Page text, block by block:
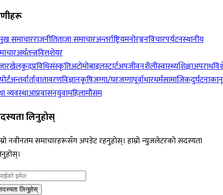
समाचारराजनीतिताजा समाचारअन्तर्राष्ट्रियमनोरञ्जनविचारपर्यटनस्थानीय
अर्थतन्त्रवित्तशेयर
खेलकुदप्रविधिसंस्कृतिअटोमोबाइलस्टार्टअपजीवनशैलीस्वास्थ्यशिक्षाअपराध
अन्तर्वार्तावातावरणविज्ञानकृषिजग्गा/घरजग्गापूर्वाधारधर्मसामाजिकदुर्घटना
व्यवस्थाआप्रवासनयुवामहिलामौसम
लिनुहोस्
नवीनतम समाचारहरूसँग अपडेट रहनुहोस्। हाम्रो न्युजलेटरको सदस्यता
लिनुहोस्